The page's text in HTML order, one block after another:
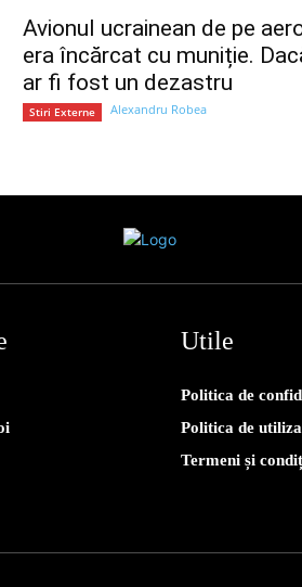
Avionul ucrainean de pe
era încărcat cu muniție.
ar fi fost un dezastru
Stiri Externe Alexandru Robea
Utile
Politica de
Politica de
Termeni și